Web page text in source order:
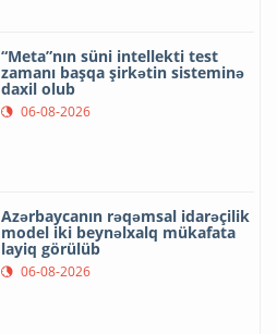
“Meta”nın süni intellekti test
zamanı başqa şirkətin sisteminə
daxil olub
06-08-2026
Azərbaycanın rəqəmsal idarəçilik
model iki beynəlxalq mükafata
layiq görülüb
06-08-2026